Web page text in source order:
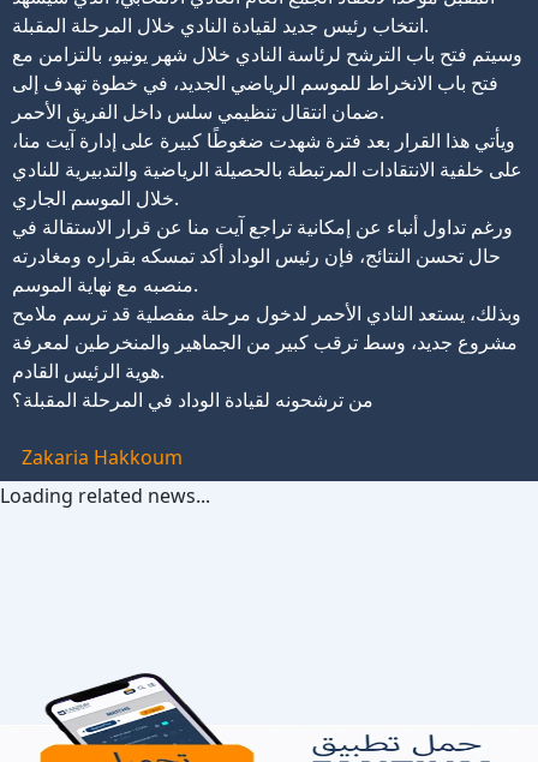
انتخاب رئيس جديد لقيادة النادي خلال المرحلة المقبلة.
وسيتم فتح باب الترشح لرئاسة النادي خلال شهر يونيو، بالتزامن مع
فتح باب الانخراط للموسم الرياضي الجديد، في خطوة تهدف إلى
ضمان انتقال تنظيمي سلس داخل الفريق الأحمر.
ويأتي هذا القرار بعد فترة شهدت ضغوطًا كبيرة على إدارة آيت منا،
على خلفية الانتقادات المرتبطة بالحصيلة الرياضية والتدبيرية للنادي
خلال الموسم الجاري.
ورغم تداول أنباء عن إمكانية تراجع آيت منا عن قرار الاستقالة في
حال تحسن النتائج، فإن رئيس الوداد أكد تمسكه بقراره ومغادرته
منصبه مع نهاية الموسم.
وبذلك، يستعد النادي الأحمر لدخول مرحلة مفصلية قد ترسم ملامح
مشروع جديد، وسط ترقب كبير من الجماهير والمنخرطين لمعرفة
هوية الرئيس القادم.
من ترشحونه لقيادة الوداد في المرحلة المقبلة؟
Zakaria Hakkoum
Loading related news...